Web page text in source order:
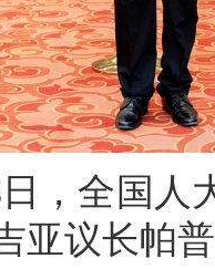
日，全国
亚议长帕